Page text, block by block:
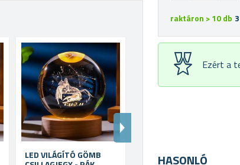
raktáron > 10 db
Ezért a
LED VILÁGÍTÓ GÖMB LED VILÁGÍTÓ GÖMB
HASONLÓ